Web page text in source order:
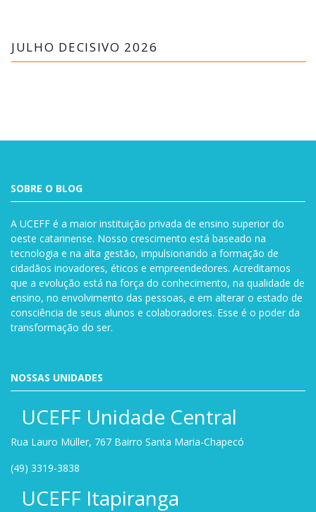
JULHO DECISIVO 2026
SOBRE O BLOG
A UCEFF é a maior instituição privada de ensino superior do
oeste catarinense. Nosso crescimento está baseado na
tecnologia e na alta gestão, impulsionando a formação de
cidadãos inovadores, éticos e empreendedores. Acreditamos
que a evolução está na força do conhecimento, na qualidade de
ensino, no envolvimento das pessoas, e em alterar o estado de
consciência de seus alunos e colaboradores. Esse é o poder da
transformação do ser.
NOSSAS UNIDADES
UCEFF Unidade Central
Rua Lauro Müller, 767 Bairro Santa Maria-Chapecó
(49) 3319-3838
UCEFF Itapiranga